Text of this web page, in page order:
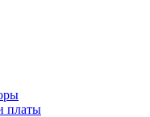
платы